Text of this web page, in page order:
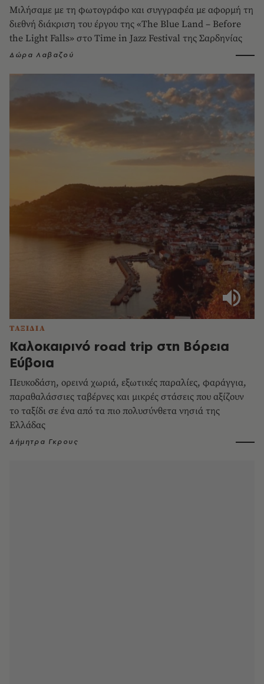
Μιλήσαμε με τη φωτογράφο και συγγραφέα με αφορμή τη
διεθνή διάκριση του έργου της «The Blue Land – Before
the Light Falls» στο Time in Jazz Festival της Σαρδηνίας
Δώρα Λαβαζού
ΤΑΞΙΔΙΑ
Καλοκαιρινό road trip στη Βόρεια
Εύβοια
Πευκοδάση, ορεινά χωριά, εξωτικές παραλίες, φαράγγια,
παραθαλάσσιες ταβέρνες και μικρές στάσεις που αξίζουν
το ταξίδι σε ένα από τα πιο πολυσύνθετα νησιά της
Ελλάδας
Δήμητρα Γκρους